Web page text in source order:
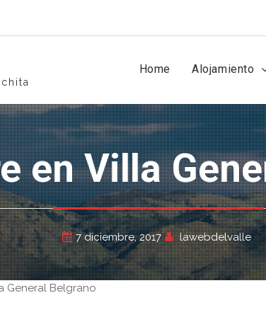
Home Alojamiento
en Villa
7 diciembre, 2017 lawebdelvalle
General Belgrano